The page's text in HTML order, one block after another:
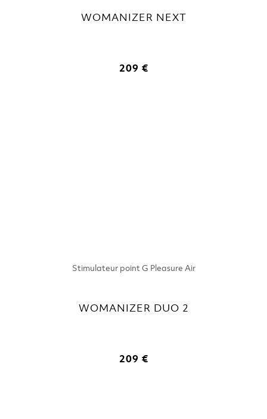
WOMANIZER NEXT
209 €
WOMANIZER DUO 2
Stimulateur point G Pleasure Air
209 €